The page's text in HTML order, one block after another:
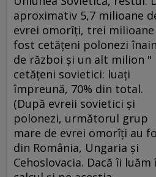
aproximativ 5,7 milioane
evrei omorîţi, trei milioane
fost cetăţeni polonezi
de război şi un alt milion "
cetăţeni sovietici: luaţi
împreună, 70% din total.
(După evreii sovietici şi
polonezi, următorul grup
mare de evrei omorîţi au
din România, Ungaria şi
Cehoslovacia. Dacă îi luăm